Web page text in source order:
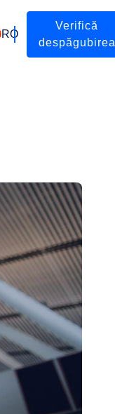
RO
Verifică
despăgubirea